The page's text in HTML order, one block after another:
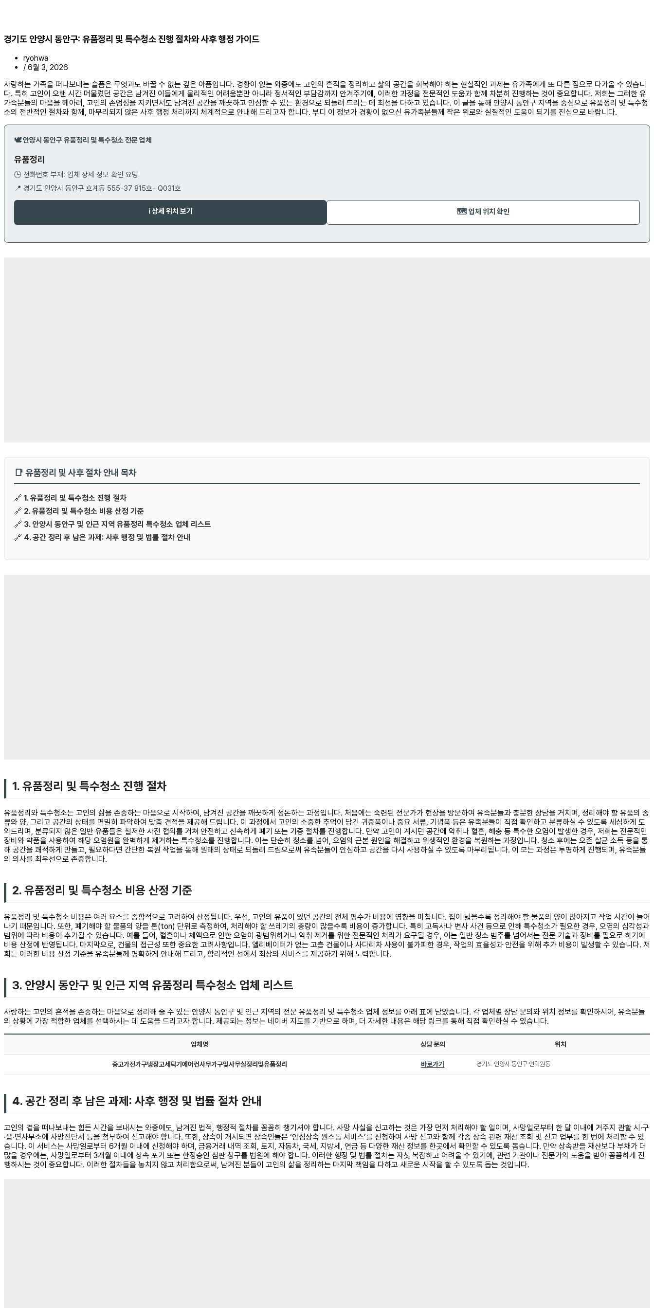
경기도 안양시 동안구: 유품정리 및 특수청소 진행 절차와 사후 행정 가이드
ryohwa
/ 6월 3, 2026
사랑하는 가족을 떠나보내는 슬픔은 무엇과도 바꿀 수 없는 깊은 아픔입니다. 경황이 없는 와중에도 고인의 흔적을 정리하고 삶의 공간을 회복해야 하는 현실적인 과제는 유가족에게 또 다른 짐으로 다가올 수 있습니
다. 특히 고인이 오랜 시간 머물렀던 공간은 남겨진 이들에게 물리적인 어려움뿐만 아니라 정서적인 부담감까지 안겨주기에, 이러한 과정을 전문적인 도움과 함께 차분히 진행하는 것이 중요합니다. 저희는 그러한 유
가족분들의 마음을 헤아려, 고인의 존엄성을 지키면서도 남겨진 공간을 깨끗하고 안심할 수 있는 환경으로 되돌려 드리는 데 최선을 다하고 있습니다. 이 글을 통해 안양시 동안구 지역을 중심으로 유품정리 및 특수청
소의 전반적인 절차와 함께, 마무리되지 않은 사후 행정 처리까지 체계적으로 안내해 드리고자 합니다. 부디 이 정보가 경황이 없으신 유가족분들께 작은 위로와 실질적인 도움이 되기를 진심으로 바랍니다.
🕊️ 안양시 동안구 유품정리 및 특수청소 전문 업체
유품정리
🕒 전화번호 부재: 업체 상세 정보 확인 요망
📍 경기도 안양시 동안구 호계동 555-37 815호- Q031호
ℹ️ 상세 위치 보기 🗺️ 업체 위치 확인
📑 유품정리 및 사후 절차 안내 목차
🔗 1. 유품정리 및 특수청소 진행 절차
🔗 2. 유품정리 및 특수청소 비용 산정 기준
🔗 3. 안양시 동안구 및 인근 지역 유품정리 특수청소 업체 리스트
🔗 4. 공간 정리 후 남은 과제: 사후 행정 및 법률 절차 안내
1. 유품정리 및 특수청소 진행 절차
유품정리와 특수청소는 고인의 삶을 존중하는 마음으로 시작하여, 남겨진 공간을 깨끗하게 정돈하는 과정입니다. 처음에는 숙련된 전문가가 현장을 방문하여 유족분들과 충분한 상담을 거치며, 정리해야 할 유품의 종
류와 양, 그리고 공간의 상태를 면밀히 파악하여 맞춤 견적을 제공해 드립니다. 이 과정에서 고인의 소중한 추억이 담긴 귀중품이나 중요 서류, 기념품 등은 유족분들이 직접 확인하고 분류하실 수 있도록 세심하게 도
와드리며, 분류되지 않은 일반 유품들은 철저한 사전 협의를 거쳐 안전하고 신속하게 폐기 또는 기증 절차를 진행합니다. 만약 고인이 계시던 공간에 악취나 혈흔, 해충 등 특수한 오염이 발생한 경우, 저희는 전문적인
장비와 약품을 사용하여 해당 오염원을 완벽하게 제거하는 특수청소를 진행합니다. 이는 단순히 청소를 넘어, 오염의 근본 원인을 해결하고 위생적인 환경을 복원하는 과정입니다. 청소 후에는 오존 살균 소독 등을 통
해 공간을 쾌적하게 만들고, 필요하다면 간단한 복원 작업을 통해 원래의 상태로 되돌려 드림으로써 유족분들이 안심하고 공간을 다시 사용하실 수 있도록 마무리됩니다. 이 모든 과정은 투명하게 진행되며, 유족분들
의 의사를 최우선으로 존중합니다.
2. 유품정리 및 특수청소 비용 산정 기준
유품정리 및 특수청소 비용은 여러 요소를 종합적으로 고려하여 산정됩니다. 우선, 고인의 유품이 있던 공간의 전체 평수가 비용에 영향을 미칩니다. 집이 넓을수록 정리해야 할 물품의 양이 많아지고 작업 시간이 늘어
나기 때문입니다. 또한, 폐기해야 할 물품의 양을 톤(ton) 단위로 측정하여, 처리해야 할 쓰레기의 총량이 많을수록 비용이 증가합니다. 특히 고독사나 변사 사건 등으로 인해 특수청소가 필요한 경우, 오염의 심각성과
범위에 따라 비용이 추가될 수 있습니다. 예를 들어, 혈흔이나 체액으로 인한 오염이 광범위하거나 악취 제거를 위한 전문적인 처리가 요구될 경우, 이는 일반 청소 범주를 넘어서는 전문 기술과 장비를 필요로 하기에
비용 산정에 반영됩니다. 마지막으로, 건물의 접근성 또한 중요한 고려사항입니다. 엘리베이터가 없는 고층 건물이나 사다리차 사용이 불가피한 경우, 작업의 효율성과 안전을 위해 추가 비용이 발생할 수 있습니다. 저
희는 이러한 비용 산정 기준을 유족분들께 명확하게 안내해 드리고, 합리적인 선에서 최상의 서비스를 제공하기 위해 노력합니다.
3. 안양시 동안구 및 인근 지역 유품정리 특수청소 업체 리스트
사랑하는 고인의 흔적을 존중하는 마음으로 정리해 줄 수 있는 안양시 동안구 및 인근 지역의 전문 유품정리 및 특수청소 업체 정보를 아래 표에 담았습니다. 각 업체별 상담 문의와 위치 정보를 확인하시어, 유족분들
의 상황에 가장 적합한 업체를 선택하시는 데 도움을 드리고자 합니다. 제공되는 정보는 네이버 지도를 기반으로 하며, 더 자세한 내용은 해당 링크를 통해 직접 확인하실 수 있습니다.
업체명 상담 문의 위치
중고가전가구냉장고세탁기에어컨사무가구및사무실정리및유품정리 바로가기 경기도 안양시 동안구 인덕원동
4. 공간 정리 후 남은 과제: 사후 행정 및 법률 절차 안내
고인의 곁을 떠나보내는 힘든 시간을 보내시는 와중에도, 남겨진 법적, 행정적 절차를 꼼꼼히 챙기셔야 합니다. 사망 사실을 신고하는 것은 가장 먼저 처리해야 할 일이며, 사망일로부터 한 달 이내에 거주지 관할 시·구
·읍·면사무소에 사망진단서 등을 첨부하여 신고해야 합니다. 또한, 상속이 개시되면 상속인들은 ‘안심상속 원스톱 서비스’를 신청하여 사망 신고와 함께 각종 상속 관련 재산 조회 및 신고 업무를 한 번에 처리할 수 있
습니다. 이 서비스는 사망일로부터 6개월 이내에 신청해야 하며, 금융거래 내역 조회, 토지, 자동차, 국세, 지방세, 연금 등 다양한 재산 정보를 한곳에서 확인할 수 있도록 돕습니다. 만약 상속받을 재산보다 부채가 더
많을 경우에는, 사망일로부터 3개월 이내에 상속 포기 또는 한정승인 심판 청구를 법원에 해야 합니다. 이러한 행정 및 법률 절차는 자칫 복잡하고 어려울 수 있기에, 관련 기관이나 전문가의 도움을 받아 꼼꼼하게 진
행하시는 것이 중요합니다. 이러한 절차들을 놓치지 않고 처리함으로써, 남겨진 분들이 고인의 삶을 정리하는 마지막 책임을 다하고 새로운 시작을 할 수 있도록 돕는 것입니다.